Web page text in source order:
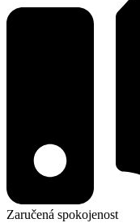
Zaručená spokojenost